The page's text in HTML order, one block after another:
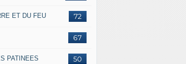
72
ET DU FEU
67
50
PATINEES